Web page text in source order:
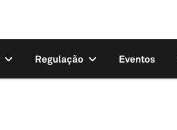
Regulação Eventos